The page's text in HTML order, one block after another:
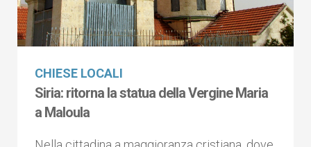
CHIESE LOCALI
Siria: ritorna la statua della Vergine Maria
a Maloula